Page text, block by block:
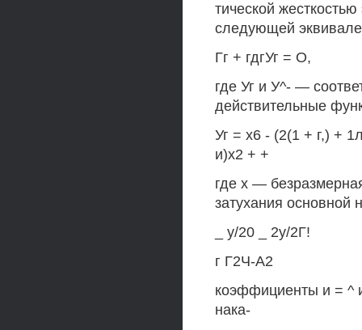
тической
следующей
Гг + гдгУг = О,
где Уг и У^- —
действительные
Уг = х6 - (2(1 + г,) +
и)х2 + +
где х —
затухания основной
_ у/20 _ 2у/2Г!
г Г2Ч-А2
коэффициенты и = ^
нака-